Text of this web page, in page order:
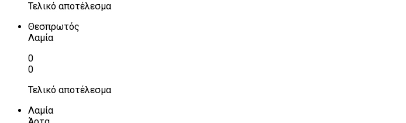
Τελικό αποτέλεσμα
Θεσπρωτός
Λαμία
0
0
Τελικό αποτέλεσμα
Λαμία